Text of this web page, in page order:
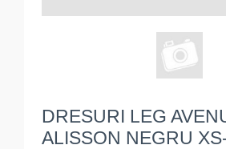
DRESURI LEG
ALISSON NEGRU